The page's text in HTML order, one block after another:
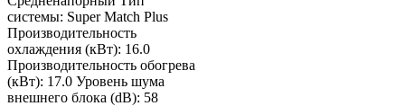
системы: Super Match Plus
Производительность
охлаждения (кВт): 16.0
Производительность обогрева
(кВт): 17.0 Уровень шума
внешнего блока (dB): 58